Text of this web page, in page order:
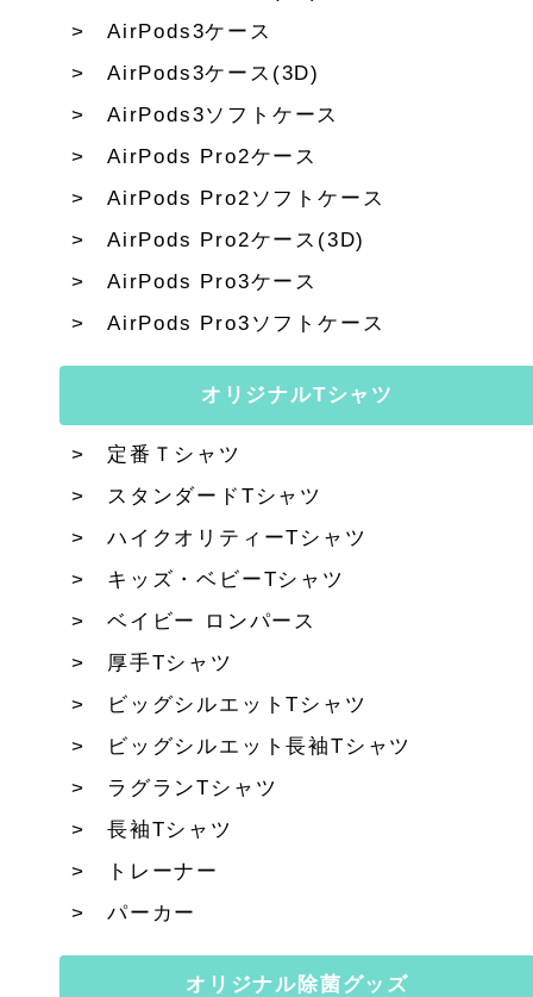
AirPods3ケース
AirPods3ケース(3D)
AirPods3ソフトケース
AirPods Pro2ケース
AirPods Pro2ソフトケース
AirPods Pro2ケース(3D)
AirPods Pro3ケース
AirPods Pro3ソフトケース
オリジナルTシャツ
定番Ｔシャツ
スタンダードTシャツ
ハイクオリティーTシャツ
キッズ・ベビーTシャツ
ベイビー ロンパース
厚手Tシャツ
ビッグシルエットTシャツ
ビッグシルエット長袖Tシャツ
ラグランTシャツ
長袖Tシャツ
トレーナー
パーカー
オリジナル除菌グッズ